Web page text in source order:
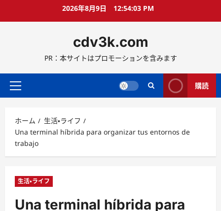
ス
ッ
2026年8月9日 12:54:04 PM
cdv3k.com
PR：本サイトはプロモーションを含みます
メ
メ
ニ
ュ
ー
購読
ホーム
生活・ライフ
Una terminal híbrida para organizar tus entornos de
trabajo
生活・ライフ
Una terminal híbrida para